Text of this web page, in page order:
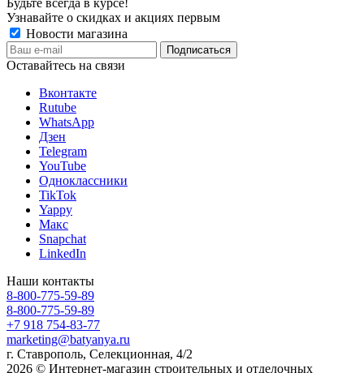
Узнавайте о скидках и акциях первым
Новости магазина
Оставайтесь на связи
Вконтакте
Rutube
WhatsApp
Дзен
Telegram
YouTube
Одноклассники
TikTok
Yappy
Макс
Snapchat
LinkedIn
Наши контакты
8-800-775-59-89
8-800-775-59-89
+7 918 754-83-77
marketing@batyanya.ru
г. Ставрополь, Селекционная, 4/2
2026 © Интернет-магазин строительных и отделочных